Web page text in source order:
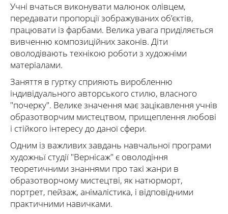
Учні вчаться виконувати малюнок олівцем,
передавати пропорції зображуваних об’єктів,
працювати із фарбами. Велика увага приділяється
вивченню композиційних законів. Діти
оволодівають технікою роботи з художніми
матеріалами.
Заняття в гуртку сприяють виробленню
індивідуального авторського стилю, власного
"почерку". Велике значення має зацікавлення учнів
образотворчим мистецтвом, прищеплення любові
і стійкого інтересу до даної сфери.
Одним із важливих завдань навчальної програми
художньї студії "Вернісаж" є оволодіння
теоретичними знаннями про такі жанри в
образотворчому мистецтві, як натюрморт,
портрет, пейзаж, анімалістика, і відповідними
практичними навичками.